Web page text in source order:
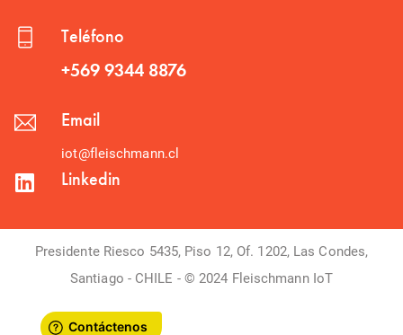
Teléfono
+569 9344 8876
Email
iot@fleischmann.cl
Linkedin
Presidente Riesco 5435, Piso 12, Of. 1202, Las Condes,
Santiago - CHILE - © 2024 Fleischmann IoT